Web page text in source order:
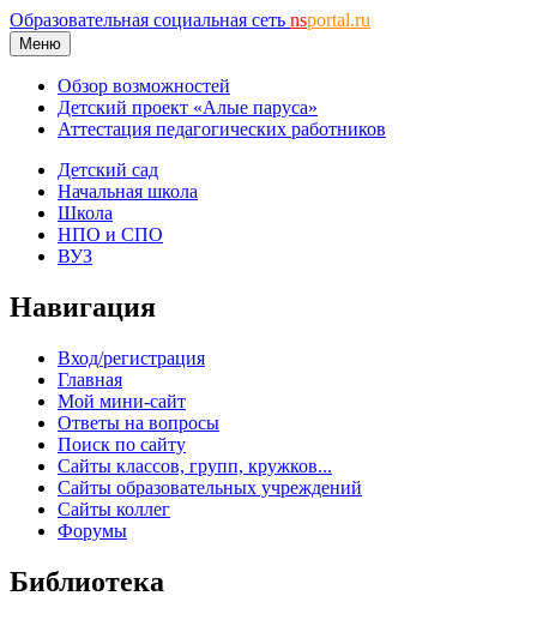
Образовательная социальная сеть nsportal.ru
Меню
Обзор возможностей
Детский проект «Алые паруса»
Аттестация педагогических работников
Детский сад
Начальная школа
Школа
НПО и СПО
ВУЗ
Навигация
Вход/регистрация
Главная
Мой мини-сайт
Ответы на вопросы
Поиск по сайту
Сайты классов, групп, кружков...
Сайты образовательных учреждений
Сайты коллег
Форумы
Библиотека